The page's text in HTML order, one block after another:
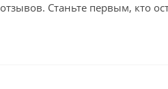
Станьте первым, кто